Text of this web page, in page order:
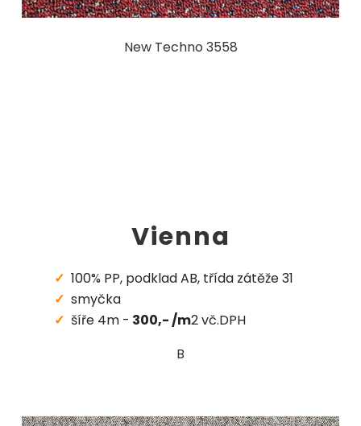
New Techno 3558
Vienna
100% PP, podklad AB, třída zátěže 31
smyčka
šíře 4m - 300,- /m2 vč.DPH
B